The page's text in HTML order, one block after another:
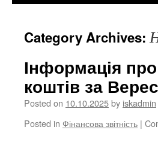
Category Archives:
Інформація
коштів за
Posted on 10.10.2025by iskadmin
Posted in Фінансова звітність |